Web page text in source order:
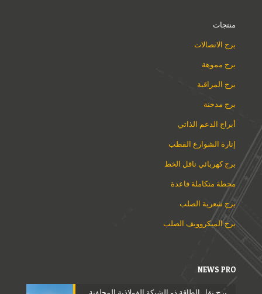
منتجات
برج الاتصالات
برج مموهة
برج المراقبة
برج مدخنة
أبراج الدعم الذاتي
إنارة الشوارع القطب
برج كهربائي ناقل الخط
محطة متكاملة قاعدة
برج شعرية الصلب
برج الميكروويف الصلب
NEWS PRO